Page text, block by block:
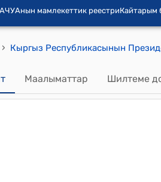
ЧУАнын мамлекеттик реестриКайтарым
›
Маалыматтар Шилтеме